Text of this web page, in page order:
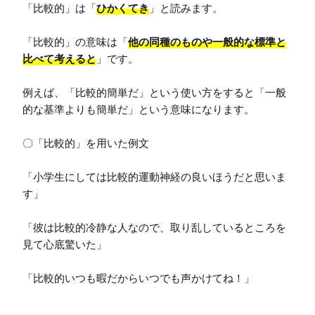
「比較的」は「ひかくてき 」と読みます。
「比較的」の意味は「他の同種のものや一般的な標準と
比べて考えると 」です。
例えば、「比較的簡単だ」という使い方をすると「一般
的な基準よりも簡単だ」という意味になります。
〇「比較的」を用いた例文
「小学生にしては比較的運動神経の良いほうだと思いま
す」
「彼は比較的冷静な人なので、取り乱しているところを
見て心底驚いた」
「比較的いつも暇だからいつでも声かけてね！」